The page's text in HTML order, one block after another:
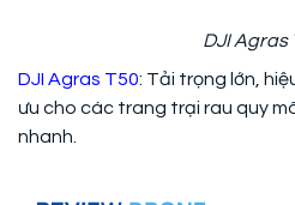
DJI Agras
DJI Agras T50: Tải trọng lớn,
ưu cho các trang trại rau quy
nhanh.